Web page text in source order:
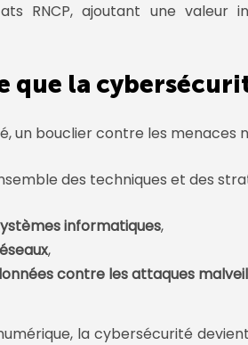
RNCP, ajoutant une valeur
que la
un bouclier contre les menaces
des techniques et des
informatiques,
,
contre les attaques
la cybersécurité